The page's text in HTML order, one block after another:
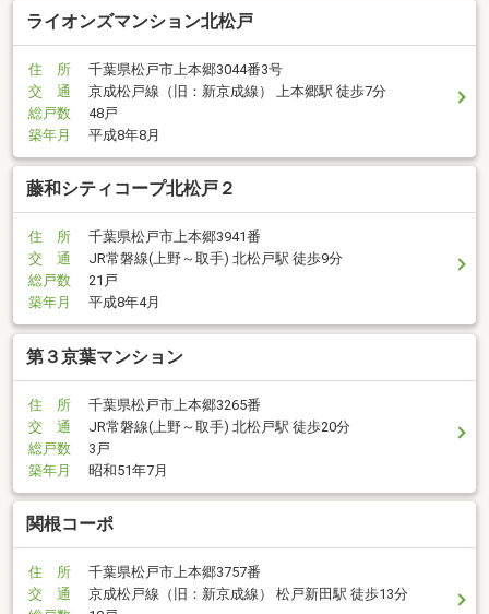
ライオンズマンション北松戸
住 所
千葉県松戸市上本郷3044番3号
交 通
京成松戸線（旧：新京成線） 上本郷駅 徒歩7分
総戸数
48戸
築年月
平成8年8月
藤和シティコープ北松戸２
住 所
千葉県松戸市上本郷3941番
交 通
JR常磐線(上野～取手) 北松戸駅 徒歩9分
総戸数
21戸
築年月
平成8年4月
第３京葉マンション
住 所
千葉県松戸市上本郷3265番
交 通
JR常磐線(上野～取手) 北松戸駅 徒歩20分
総戸数
3戸
築年月
昭和51年7月
関根コーポ
住 所
千葉県松戸市上本郷3757番
交 通
京成松戸線（旧：新京成線） 松戸新田駅 徒歩13分